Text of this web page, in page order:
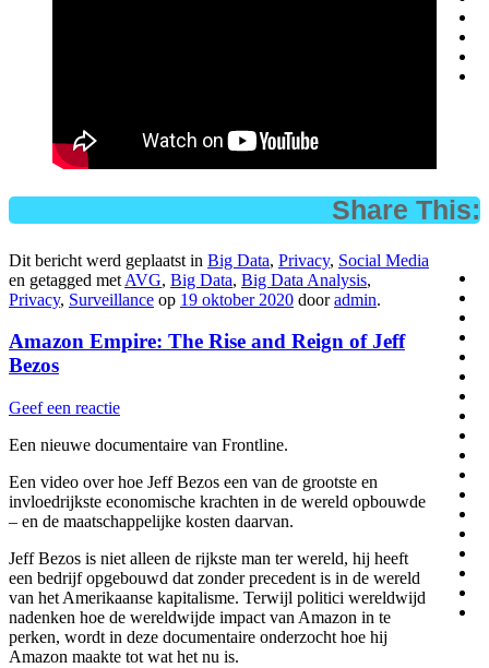
Share This:
Dit bericht werd geplaatst in Big Data, Privacy, Social Media
en getagged met AVG, Big Data, Big Data Analysis,
Privacy, Surveillance op 19 oktober 2020 dooradmin.
Amazon Empire: The Rise and Reign of Jeff
Bezos
Geef een reactie
Een nieuwe documentaire van Frontline.
Een video over hoe Jeff Bezos een van de grootste en
invloedrijkste economische krachten in de wereld opbouwde
– en de maatschappelijke kosten daarvan.
Jeff Bezos is niet alleen de rijkste man ter wereld, hij heeft
een bedrijf opgebouwd dat zonder precedent is in de wereld
van het Amerikaanse kapitalisme. Terwijl politici wereldwijd
nadenken hoe de wereldwijde impact van Amazon in te
perken, wordt in deze documentaire onderzocht hoe hij
Amazon maakte tot wat het nu is.